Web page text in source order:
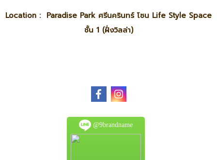
Location : Paradise Park ศรีนครินทร์ โซน Life Style Space
ชั้น 1 (ฝั่งวิลล่า)
@9brandname